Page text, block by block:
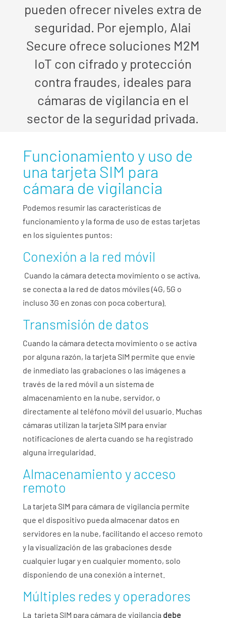
pueden ofrecer niveles extra de
seguridad. Por ejemplo, Alai
Secure ofrece soluciones M2M
IoT con cifrado y protección
contra fraudes, ideales para
cámaras de vigilancia en el
sector de la seguridad privada.
Funcionamiento y uso de
una tarjeta SIM para
cámara de vigilancia
Podemos resumir las características de
funcionamiento y la forma de uso de estas tarjetas
en los siguientes puntos:
Conexión a la red móvil
Cuando la cámara detecta movimiento o se activa,
se conecta a la red de datos móviles (4G, 5G o
incluso 3G en zonas con poca cobertura).
Transmisión de datos
Cuando la cámara detecta movimiento o se activa
por alguna razón, la tarjeta SIM permite que envíe
de inmediato las grabaciones o las imágenes a
través de la red móvil a un sistema de
almacenamiento en la nube, servidor, o
directamente al teléfono móvil del usuario. Muchas
cámaras utilizan la tarjeta SIM para enviar
notificaciones de alerta cuando se ha registrado
alguna irregularidad.
Almacenamiento y acceso
remoto
La tarjeta SIM para cámara de vigilancia permite
que el dispositivo pueda almacenar datos en
servidores en la nube, facilitando el acceso remoto
y la visualización de las grabaciones desde
cualquier lugar y en cualquier momento, solo
disponiendo de una conexión a internet.
Múltiples redes y operadores
La tarjeta SIM para cámara de vigilancia debe